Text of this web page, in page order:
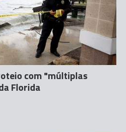
com "múltiplas
Florida